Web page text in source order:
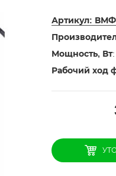
Артикул:
Мощность, Вт:
Рабочий ход